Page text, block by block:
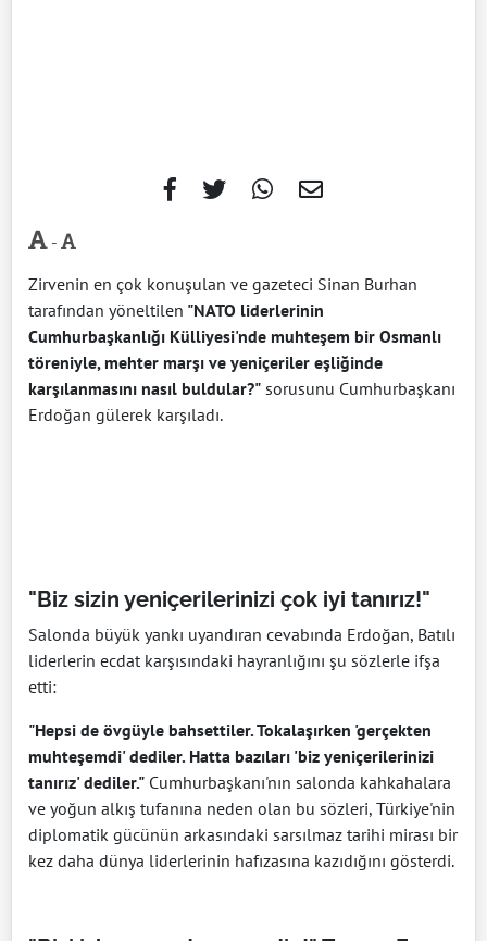
-
Zirvenin en çok konuşulan ve gazeteci Sinan Burhan
tarafından yöneltilen "NATO liderlerinin
Cumhurbaşkanlığı Külliyesi'nde muhteşem bir Osmanlı
töreniyle, mehter marşı ve yeniçeriler eşliğinde
karşılanmasını nasıl buldular?" sorusunu Cumhurbaşkanı
Erdoğan gülerek karşıladı.
"Biz sizin yeniçerilerinizi çok iyi tanırız!"
Salonda büyük yankı uyandıran cevabında Erdoğan, Batılı
liderlerin ecdat karşısındaki hayranlığını şu sözlerle ifşa
etti:
"Hepsi de övgüyle bahsettiler. Tokalaşırken 'gerçekten
muhteşemdi' dediler. Hatta bazıları 'biz yeniçerilerinizi
tanırız' dediler." Cumhurbaşkanı'nın salonda kahkahalara
ve yoğun alkış tufanına neden olan bu sözleri, Türkiye'nin
diplomatik gücünün arkasındaki sarsılmaz tarihi mirası bir
kez daha dünya liderlerinin hafızasına kazıdığını gösterdi.